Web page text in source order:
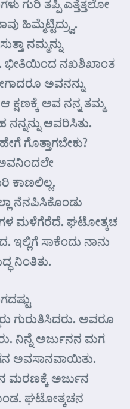
ಗುರಿ ತಪ್ಪಿ ಎತ್ತೆತ್ತಲೋ
ಹಿಮ್ಮೆಟ್ಟಿದ್ರ್ವು.
ನಮ್ಮನ್ನು
ಭೀತಿಯಿಂದ ನಖಶಿಖಾಂತ
ಅವನನ್ನು
ಅವ ನನ್ನ ತಮ್ಮ
ಆವರಿಸಿತು.
ಗೊತ್ತಾಗಬೇಕು?
ಕಾಣಲಿಲ್ಲ.
ನೆನಪಿಸಿಕೊಂಡು
ಮಳೆಗೆರೆದೆ. ಘಟೋತ್ಕಚ
ಇಲ್ಲಿಗೆ ಸಾಕೆಂದು ನಾನು
ನಿಂತಿತು.
ಗುರುತಿಸಿದರು. ಅವರೂ
ನಿನ್ನೆ ಅರ್ಜುನನ ಮಗ
ಅವಸಾನವಾಯಿತು.
ಮರಣಕ್ಕೆ ಅರ್ಜುನ
ಘಟೋತ್ಕಚನ